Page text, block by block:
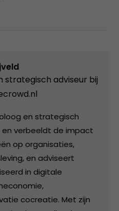
strategisch adviseur bij
en strategisch
en verbeeldt de impact
op organisaties,
en adviseert
in digitale
cocreatie. Met zijn